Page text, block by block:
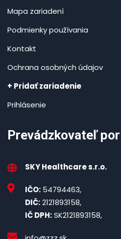
Mapa zariadení
Podmienky používania
Kontakt
Ochrana osobných údajov
+ Pridať zariadenie
Prihlásenie
Prevádzkovateľ
SKY Healthcare s.r.o.
IČO: 54794463,
DIČ:2121893158,
IČ DPH:SK2121893158,